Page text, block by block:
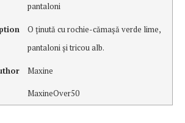
pantaloni
O ţinută cu rochie-cămaşă verde lime,
pantaloni şi tricou alb.
Maxine
MaxineOver50